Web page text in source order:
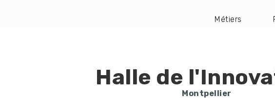
Métiers
Halle de
Montpellier